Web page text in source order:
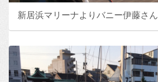
新居浜マリーナよりバニー伊藤さん